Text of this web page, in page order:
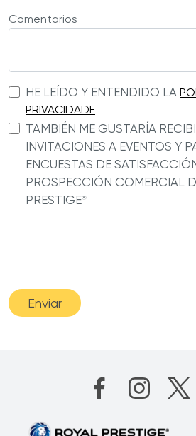
Comentarios
HE LEÍDO Y ENTENDIDO LA
PRIVACIDADE
TAMBIÉN ME GUSTARÍA
INVITACIONES A EVENTOS Y
ENCUESTAS DE
PROSPECCIÓN COMERCIAL
PRESTIGE®
Enviar